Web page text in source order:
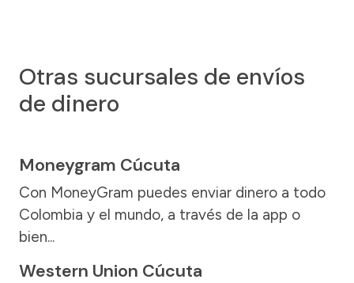
Otras sucursales de envíos
de dinero
Moneygram Cúcuta
Con MoneyGram puedes enviar dinero a todo
Colombia y el mundo, a través de la app o
bien...
Western Union Cúcuta